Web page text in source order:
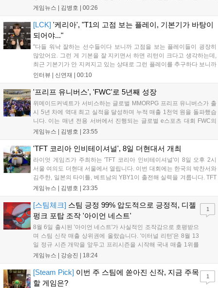
Xbox 시리즈 X|S로 정식 출시될 예정이며, 록스타 게임즈는 한국 시각
Extended Look'을 최초 공개할 계획이다....
게임뉴스 | 김병호 00:26
[LCK] '케리아', "T1의 고점 보는 플레이, 기본기가 바탕이
되어야..."
"다들 워낙 잘하는 선수들이다 보니까 고점을 보는 플레이들이 굉장히
많았어요. 그런 게 기본을 잘 지키면서 하면 리턴이 크다고 생각하는데,
최근 기본기가 안 지켜지고 있는 상태로 그런 플레이를 추구하다 보니까
팀적으로 안 좋은 사고가 계속 많이 났던 것 같습니다." T1은 6일 서울 종
인터뷰 | 신연재 00:10
'프리프 유니버스', 'FWC'로 5년째 성장
위메이드커넥트가 서비스하는 글로벌 MMORPG 프리프 유니버스가 출
시 5년 차에 역대 최고 실적을 달성하며 누적 매출 1천억 원을 돌파했습
니다. 이는 매년 전용 서버에서 진행되는 글로벌 e스포츠 대회 FWC의
영향이 큽니다. FWC는 이용자가 동일한 조건에서 시즌을 함께 즐기는
대폭 상승하는 성과를 냈습니다. 오는 10월 필리핀 마닐라에서 총상금
11만 달러 규모의 제4회 FWC 그랜드 파이널이 개최될 예정이며, 위메
이드커넥트는 이를 통해 커뮤니티 중심의 장기 성장 모델을 지속할 방침
입니다....
게임뉴스 | 김병호 23:55
'TFT 코리아 인비테이셔널', 8일 더현대서 개최
라이엇 게임즈가 주최하는 'TFT 코리아 인비테이셔널'이 8일 오후 2시
서울 여의도 더현대 서울에서 열립니다. 이번 대회에는 한국의 박찬서와
김주한, 일본의 타이틀, 베트남의 YBY1이 출전해 실력을 겨룹니다. TFT
는 소속팀 없이 개인 자격으로 참가하는 독특한 대회 구조를 가지며, 누
17일까지 이어지는 이번 행사는 신규 세트 체험과 공연 등 다양한 즐길
거리를 제공하며, 이후 현대백화점 판교점에서도 행사가 이어질 예정입
니다. 연말에는 라스베이거스 오픈이 개최됩니다....
게임뉴스 | 김병호 23:35
[스팀체크] 스팀 긍정 99% 압도적으로 긍정적, 디젤
펑크 포탑 조작 '아이언 네스트'
8월 6일 출시된 '아이언 네스트'가 사실적인 조작감으로 호평받으
며 스팀 신작 매출 상위권에 올랐습니다. '이터널 리턴'은 8월 13
일 정규 시즌 개막을 앞두고 프리시즌을 시작해 국내 매출 1위를
기록했습니다. 25주년을 맞은 '고스트 리콘' 시리즈는 8월 6일 쇼
'마블 투혼: 파이팅 소울즈'와 레트로 수리 시뮬레이션 '리스토
리'도 스팀에 정식 출시되었습니다....
게임뉴스 | 강승진 18:24
1
[Steam Pick] 이번 주 스팀에 쏟아진 신작, 지금 주목
할 게임은?
1